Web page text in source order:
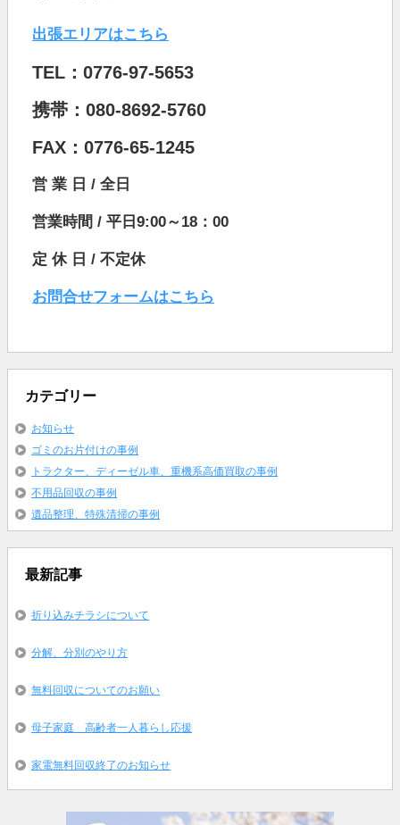
出張エリアはこちら
TEL：0776-97-5653
携帯：080-8692-5760
FAX：0776-65-1245
営 業 日 / 全日
営業時間 / 平日9:00～18：00
定 休 日 / 不定休
お問合せフォームはこちら
カテゴリー
お知らせ
ゴミのお片付けの事例
トラクター、ディーゼル車、重機系高価買取の事例
不用品回収の事例
遺品整理、特殊清掃の事例
最新記事
折り込みチラシについて
分解、分別のやり方
無料回収についてのお願い
母子家庭 高齢者一人暮らし応援
家電無料回収終了のお知らせ